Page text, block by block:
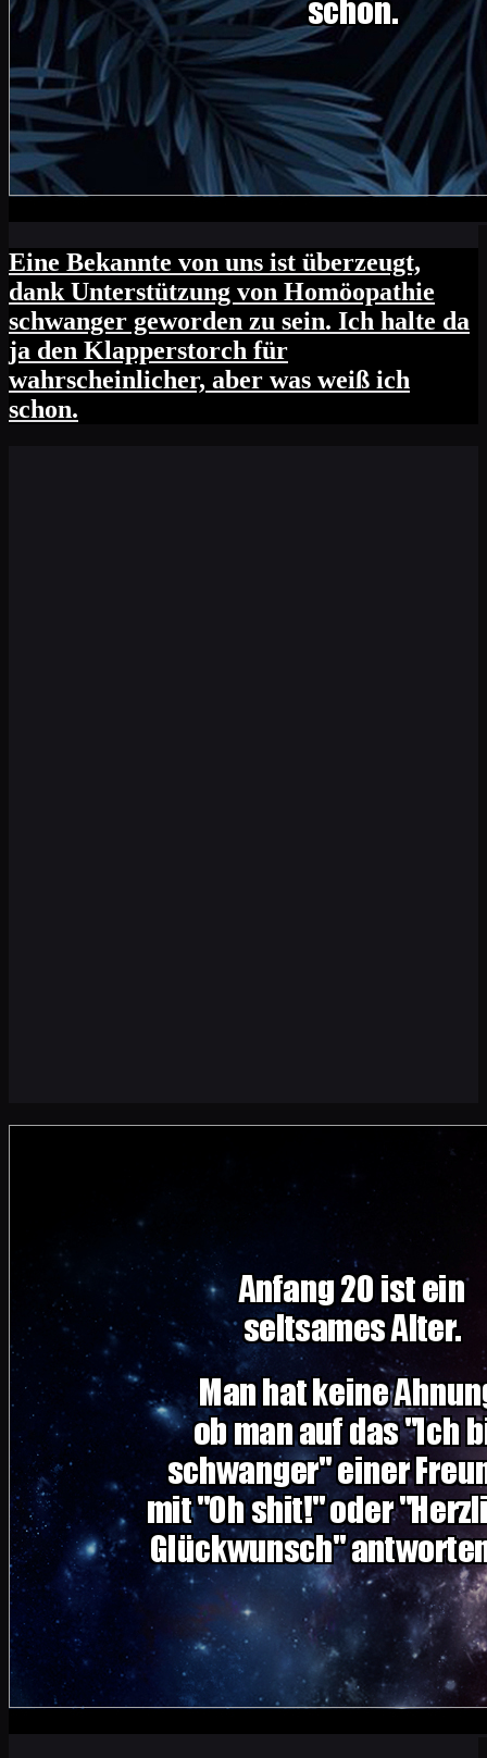
Eine Bekannte von uns ist überzeugt,
dank Unterstützung von Homöopathie
schwanger geworden zu sein. Ich halte da
ja den Klapperstorch für
wahrscheinlicher, aber was weiß ich
schon.